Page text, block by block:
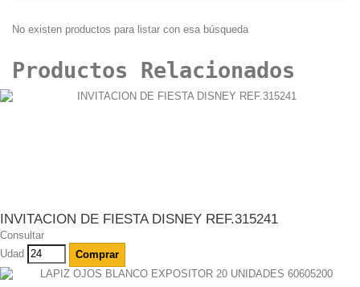
No existen productos para listar con esa búsqueda
Productos Relacionados
INVITACION DE FIESTA DISNEY REF.315241
Consultar
Udad
Comprar